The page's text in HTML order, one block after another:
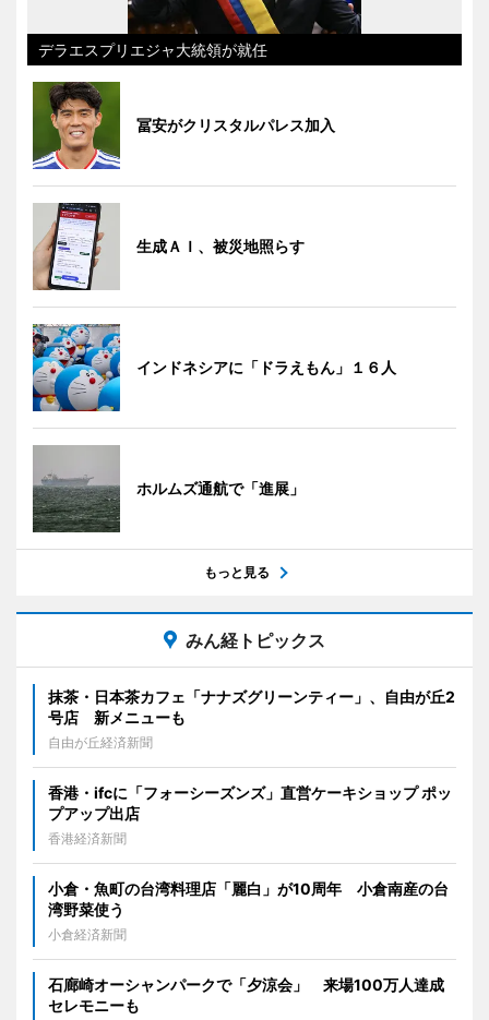
デラエスプリエジャ大統領が就任
冨安がクリスタルパレス加入
生成ＡＩ、被災地照らす
インドネシアに「ドラえもん」１６人
ホルムズ通航で「進展」
もっと見る
みん経トピックス
抹茶・日本茶カフェ「ナナズグリーンティー」、自由が丘2
号店 新メニューも
自由が丘経済新聞
香港・ifcに「フォーシーズンズ」直営ケーキショップ ポッ
プアップ出店
香港経済新聞
小倉・魚町の台湾料理店「麗白」が10周年 小倉南産の台
湾野菜使う
小倉経済新聞
石廊崎オーシャンパークで「夕涼会」 来場100万人達成
セレモニーも